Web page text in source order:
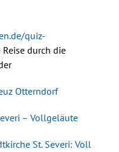
quiz-
durch die
Otterndorf
– Vollgeläute
St. Severi: Voll